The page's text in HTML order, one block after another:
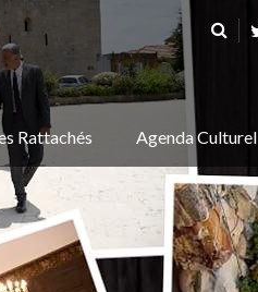
Rattachés Agenda Culturel